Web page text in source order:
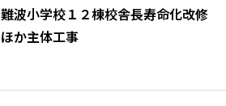
難波小学校１２棟校舎長寿命化改修
ほか主体工事